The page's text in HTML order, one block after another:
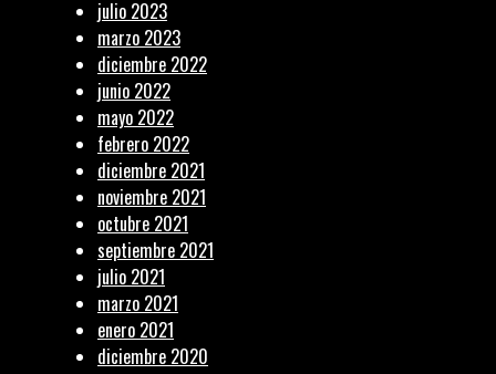
julio 2023
marzo 2023
diciembre 2022
junio 2022
mayo 2022
febrero 2022
diciembre 2021
noviembre 2021
octubre 2021
septiembre 2021
julio 2021
marzo 2021
enero 2021
diciembre 2020